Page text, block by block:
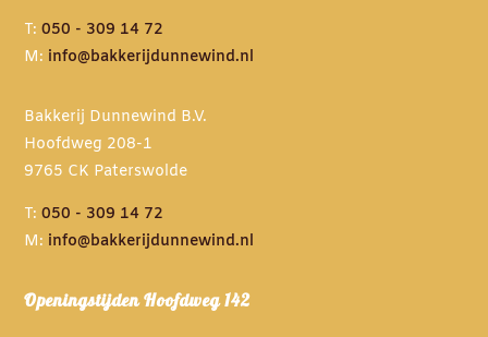
T:050 - 309 14 72
M: info@bakkerijdunnewind.nl
Bakkerij Dunnewind B.V.
Hoofdweg 208-1
9765 CK Paterswolde
T:050 - 309 14 72
M: info@bakkerijdunnewind.nl
Openingstijden Hoofdweg 142